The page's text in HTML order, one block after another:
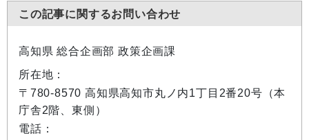
この記事に関するお問い合わせ
高知県 総合企画部 政策企画課
所在地：
〒780-8570 高知県高知市丸ノ内1丁目2番20号（本
庁舎2階、東側）
電話：